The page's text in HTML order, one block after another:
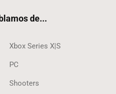
de...
Xbox Series X|S
PC
Shooters